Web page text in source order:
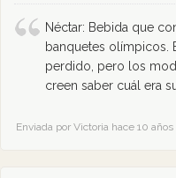
Néctar: Bebida que
banquetes olímpicos.
perdido, pero los
creen saber cuál era
Enviada por Victoria hace 10 años